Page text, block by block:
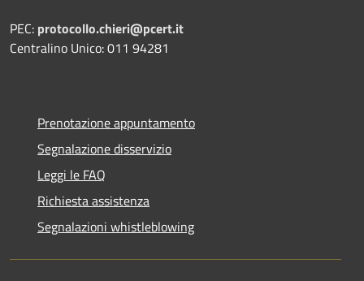
PEC: protocollo.chieri@pcert.it
Centralino Unico: 011 94281
Prenotazione appuntamento
Segnalazione disservizio
Leggi le FAQ
Richiesta assistenza
Segnalazioni whistleblowing